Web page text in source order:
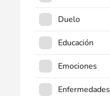
Duelo
Educación
Emociones
Enfermedades